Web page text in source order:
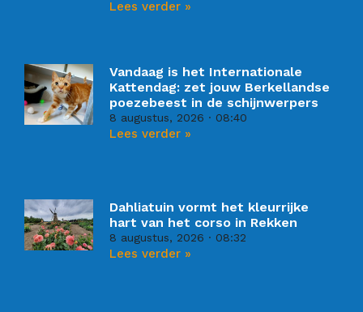
Lees verder »
Vandaag is het Internationale
Kattendag: zet jouw Berkellandse
poezebeest in de schijnwerpers
8 augustus, 2026 08:40
Lees verder »
Dahliatuin vormt het kleurrijke
hart van het corso in Rekken
8 augustus, 2026 08:32
Lees verder »